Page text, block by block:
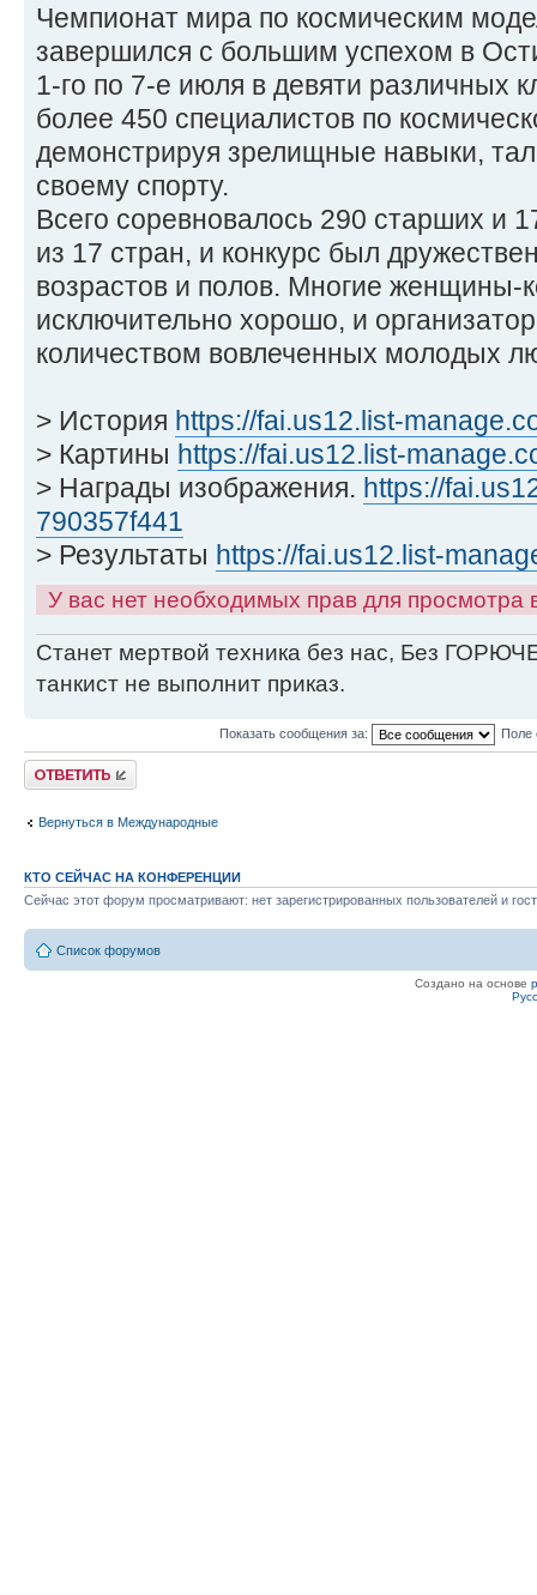
Чемпионат мира по космическим
завершился с большим успехом в
1-го по 7-е июля в девяти различных
более 450 специалистов по
демонстрируя зрелищные навыки,
своему спорту.
Всего соревновалось 290 старших и
из 17 стран, и конкурс был
возрастов и полов. Многие женщины-
исключительно хорошо, и
количеством вовлеченных молодых
> История https://fai.us12.list-
> Картины https://fai.us12.list-
> Награды изображения. https://
790357f441
> Результаты https://fai.us12.list-
У вас нет необходимых прав для
Станет мертвой техника без нас, Без
танкист не выполнит приказ.
Показать сообщения за: Поле
Ответить
Вернуться в Международные
КТО СЕЙЧАС НА КОНФЕРЕНЦИИ
Сейчас этот форум просматривают: нет зарегистрированных пользователей и
Список форумов
Создано на основе